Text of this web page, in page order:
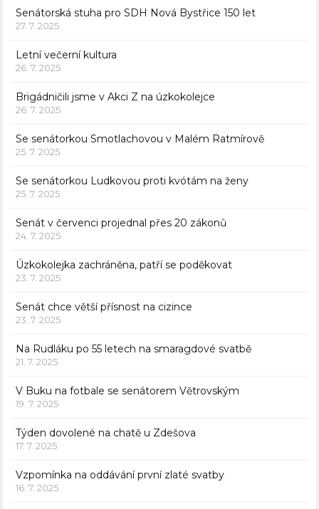
Senátorská stuha pro SDH Nová Bystřice 150 let
27. 7. 2025
Letní večerní kultura
26. 7. 2025
Brigádničili jsme v Akci Z na úzkokolejce
26. 7. 2025
Se senátorkou Smotlachovou v Malém Ratmírově
25. 7. 2025
Se senátorkou Ludkovou proti kvótám na ženy
25. 7. 2025
Senát v červenci projednal přes 20 zákonů
24. 7. 2025
Úzkokolejka zachráněna, patří se poděkovat
23. 7. 2025
Senát chce větší přísnost na cizince
23. 7. 2025
Na Rudláku po 55 letech na smaragdové svatbě
21. 7. 2025
V Buku na fotbale se senátorem Větrovským
19. 7. 2025
Týden dovolené na chatě u Zdešova
17. 7. 2025
Vzpomínka na oddávání první zlaté svatby
16. 7. 2025